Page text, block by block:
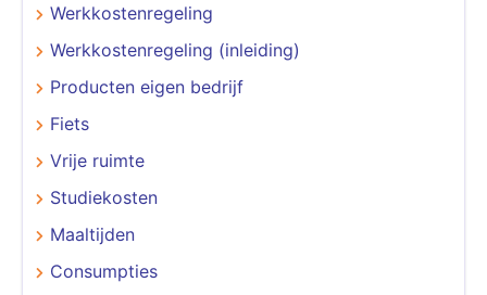
Werkkostenregeling
Werkkostenregeling (inleiding)
Producten eigen bedrijf
Fiets
Vrije ruimte
Studiekosten
Maaltijden
Consumpties